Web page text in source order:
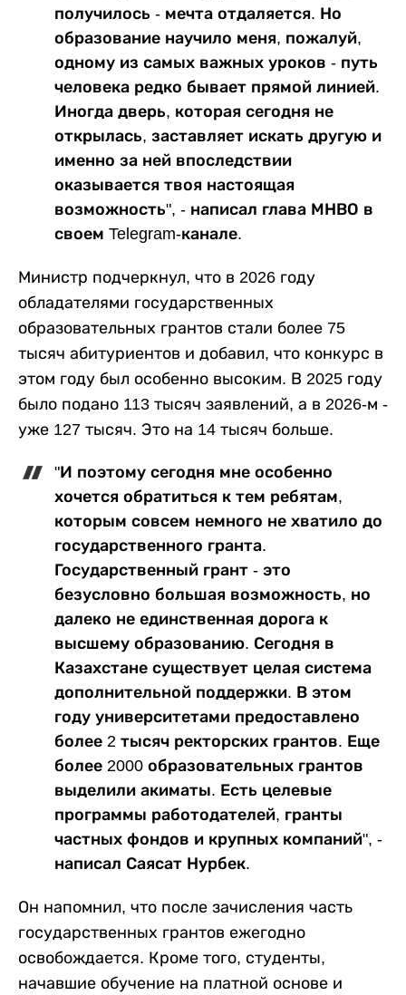
получилось - мечта отдаляется. Но
образование научило меня, пожалуй,
одному из самых важных уроков - путь
человека редко бывает прямой линией.
Иногда дверь, которая сегодня не
открылась, заставляет искать другую и
именно за ней впоследствии
оказывается твоя настоящая
возможность", - написал глава МНВО в
своем Telegram-канале.
Министр подчеркнул, что в 2026 году
обладателями государственных
образовательных грантов стали более 75
тысяч абитуриентов и добавил, что конкурс в
этом году был особенно высоким. В 2025 году
было подано 113 тысяч заявлений, а в 2026-м -
уже 127 тысяч. Это на 14 тысяч больше.
"И поэтому сегодня мне особенно
хочется обратиться к тем ребятам,
которым совсем немного не хватило до
государственного гранта.
Государственный грант - это
безусловно большая возможность, но
далеко не единственная дорога к
высшему образованию. Сегодня в
Казахстане существует целая система
дополнительной поддержки. В этом
году университетами предоставлено
более 2 тысяч ректорских грантов. Еще
более 2000 образовательных грантов
выделили акиматы. Есть целевые
программы работодателей, гранты
частных фондов и крупных компаний", -
написал Саясат Нурбек.
Он напомнил, что после зачисления часть
государственных грантов ежегодно
освобождается. Кроме того, студенты,
начавшие обучение на платной основе и